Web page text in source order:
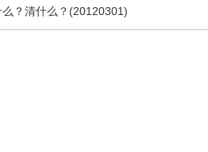
？清什么？(20120301)